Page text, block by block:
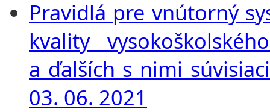
Pravidlá pre vnútorný
kvality
a ďalších s nimi
03. 06. 2021